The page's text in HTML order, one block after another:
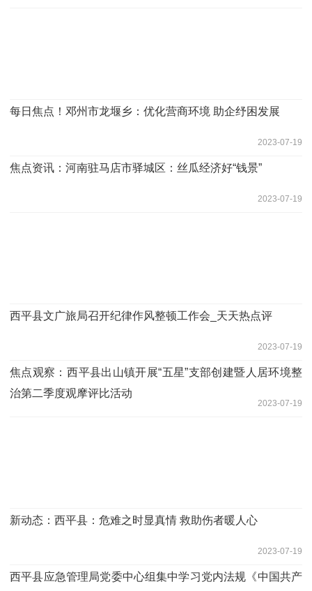
每日焦点！邓州市龙堰乡：优化营商环境 助企纾困发展
2023-07-19
焦点资讯：河南驻马店市驿城区：丝瓜经济好“钱景”
2023-07-19
​西平县文广旅局召开纪律作风整顿工作会_天天热点评
2023-07-19
焦点观察：​西平县出山镇开展“五星”支部创建暨人居环境整
治第二季度观摩评比活动
2023-07-19
新动态：​西平县：危难之时显真情 救助伤者暖人心
2023-07-19
​西平县应急管理局党委中心组集中学习党内法规《中国共产